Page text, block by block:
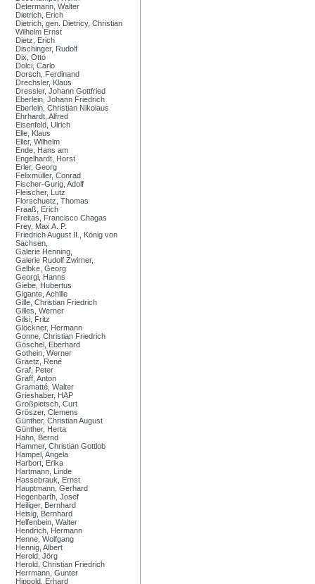
Determann, Walter
Dietrich, Erich
Dietrich, gen. Dietricy, Christian
Wilhelm Ernst
Dietz, Erich
Dischinger, Rudolf
Dix, Otto
Dolci, Carlo
Dorsch, Ferdinand
Drechsler, Klaus
Dressler, Johann Gottfried
Eberlein, Johann Friedrich
Eberlein, Christian Nikolaus
Ehrhardt, Alfred
Eisenfeld, Ulrich
Elle, Klaus
Eller, Wilhelm
Ende, Hans am
Engelhardt, Horst
Erler, Georg
Felixmüller, Conrad
Fischer-Gurig, Adolf
Fleischer, Lutz
Florschuetz, Thomas
Fraaß, Erich
Freitas, Francisco Chagas
Frey, Max A. P.
Friedrich August II., König von
Sachsen,
Galerie Henning,
Galerie Rudolf Zwirner,
Gelbke, Georg
Georgi, Hanns
Giebe, Hubertus
Gigante, Achille
Gille, Christian Friedrich
Gilles, Werner
Gilsi, Fritz
Glöckner, Hermann
Gonne, Christian Friedrich
Göschel, Eberhard
Gothein, Werner
Graetz, René
Graf, Peter
Graff, Anton
Gramatté, Walter
Grieshaber, HAP
Großpietsch, Curt
Gröszer, Clemens
Günther, Christian August
Günther, Herta
Hahn, Bernd
Hammer, Christian Gottlob
Hampel, Angela
Harbort, Erika
Hartmann, Linde
Hassebrauk, Ernst
Hauptmann, Gerhard
Hegenbarth, Josef
Heiliger, Bernhard
Heisig, Bernhard
Helfenbein, Walter
Hendrich, Hermann
Henne, Wolfgang
Hennig, Albert
Herold, Jörg
Herold, Christian Friedrich
Herrmann, Gunter
Hippold, Erhard